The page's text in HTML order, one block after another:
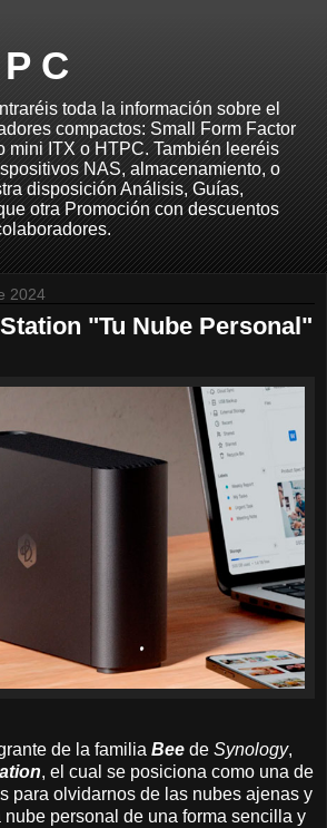
C
toda la información sobre el
compactos: Small Form Factor
mini ITX o HTPC. También leeréis
NAS, almacenamiento, o
disposición Análisis, Guías,
otra Promoción con descuentos
2024
"Tu Nube Personal"
de la familia Bee de Synology,
, el cual se posiciona como una de
para olvidarnos de las nubes ajenas y
personal de una forma sencilla y